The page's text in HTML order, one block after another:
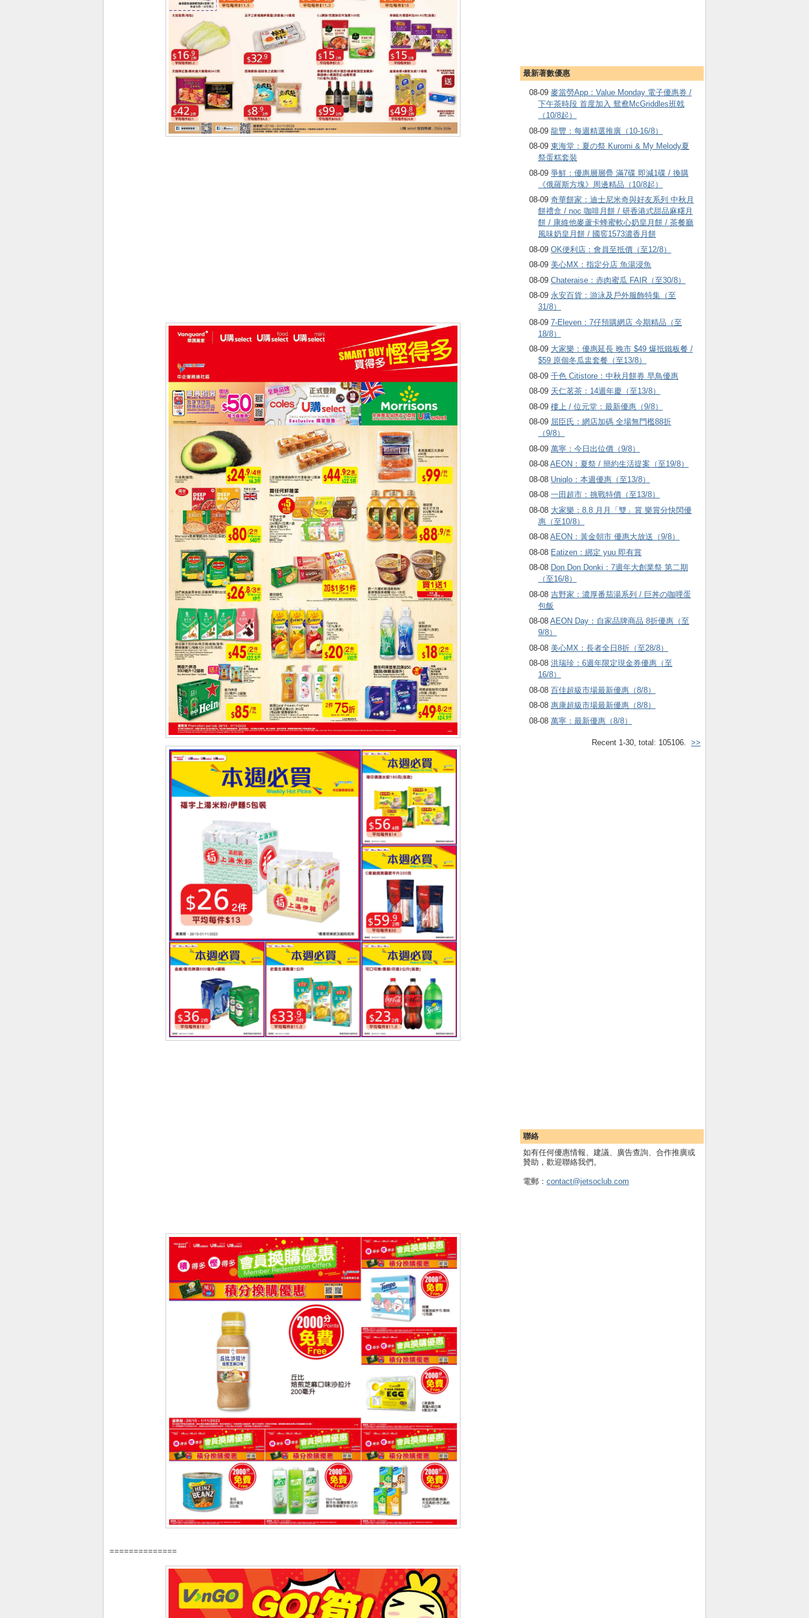
最新著數優惠
08-09 麥當勞App：Value Monday 電子優惠券 /
下午茶時段 首度加入 鴛鴦McGriddles班戟
（10/8起）
08-09 龍豐：每週精選推廣（10-16/8）
08-09 東海堂：夏の祭 Kuromi & My Melody夏
祭蛋糕套裝
08-09 爭鮮：優惠層層疊 滿7碟 即減1碟 / 換購
《俄羅斯方塊》周邊精品（10/8起）
08-09 奇華餅家：迪士尼米奇與好友系列 中秋月
餅禮盒 / noc 咖啡月餅 / 研香港式甜品麻糬月
餅 / 康維他麥蘆卡蜂蜜軟心奶皇月餅 / 茶餐廳
風味奶皇月餅 / 國窖1573濃香月餅
08-09 OK便利店：會員至抵價（至12/8）
08-09 美心MX：指定分店 魚湯浸魚
08-09 Chateraise：赤肉蜜瓜 FAIR（至30/8）
08-09 永安百貨：游泳及戶外服飾特集（至
31/8）
08-09 7-Eleven：7仔預購網店 今期精品（至
18/8）
08-09 大家樂：優惠延長 晚市 $49 爆抵鐵板餐 /
$59 原個冬瓜盅套餐（至13/8）
08-09 千色 Citistore：中秋月餅券 早鳥優惠
08-09 天仁茗茶：14週年慶（至13/8）
08-09 樓上 / 位元堂：最新優惠（9/8）
08-09 屈臣氏：網店加碼 全場無門檻88折
（9/8）
08-09 萬寧：今日出位價（9/8）
08-08 AEON：夏祭 / 簡約生活提案（至19/8）
08-08 Uniqlo：本週優惠（至13/8）
08-08 一田超市：挑戰特價（至13/8）
08-08 大家樂：8.8 月月「雙」賞 樂賞分快閃優
惠（至10/8）
08-08 AEON：黃金朝市 優惠大放送（9/8）
08-08 Eatizen：綁定 yuu 即有賞
08-08 Don Don Donki：7週年大創業祭 第二期
（至16/8）
08-08 吉野家：濃厚番茄湯系列 / 巨丼の咖哩蛋
包飯
08-08 AEON Day：自家品牌商品 8折優惠（至
9/8）
08-08 美心MX：長者全日8折（至28/8）
08-08 洪瑞珍：6週年限定現金券優惠（至
16/8）
08-08 百佳超級市場最新優惠（8/8）
08-08 惠康超級市場最新優惠（8/8）
08-08 萬寧：最新優惠（8/8）
Recent 1-30, total: 105106. >>
聯絡
如有任何優惠情報、建議、廣告查詢、合作推廣或
贊助，歡迎聯絡我們。
電郵： contact@jetsoclub.com
==============